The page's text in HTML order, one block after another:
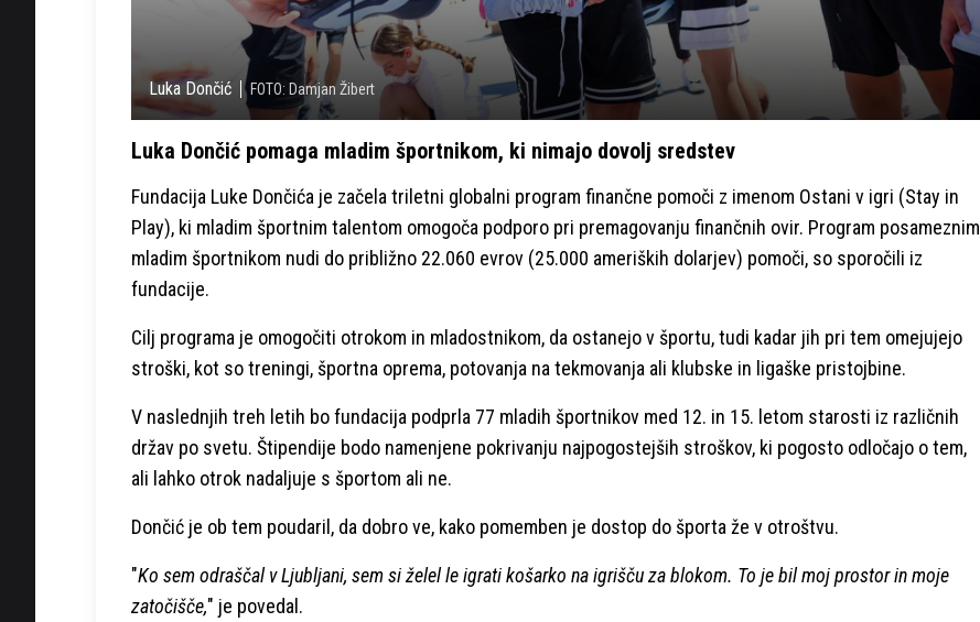
Luka Dončić FOTO: Damjan Žibert
Luka Dončić pomaga mladim športnikom, ki nimajo dovolj sredstev
Fundacija Luke Dončića je začela triletni globalni program finančne pomoči z imenom Ostani v igri (Stay in
Play), ki mladim športnim talentom omogoča podporo pri premagovanju finančnih ovir. Program posameznim
mladim športnikom nudi do približno 22.060 evrov (25.000 ameriških dolarjev) pomoči, so sporočili iz
fundacije.
Cilj programa je omogočiti otrokom in mladostnikom, da ostanejo v športu, tudi kadar jih pri tem omejujejo
stroški, kot so treningi, športna oprema, potovanja na tekmovanja ali klubske in ligaške pristojbine.
V naslednjih treh letih bo fundacija podprla 77 mladih športnikov med 12. in 15. letom starosti iz različnih
držav po svetu. Štipendije bodo namenjene pokrivanju najpogostejših stroškov, ki pogosto odločajo o tem,
ali lahko otrok nadaljuje s športom ali ne.
Dončić je ob tem poudaril, da dobro ve, kako pomemben je dostop do športa že v otroštvu.
"Ko sem odraščal v Ljubljani, sem si želel le igrati košarko na igrišču za blokom. To je bil moj prostor in moje
zatočišče," je povedal.